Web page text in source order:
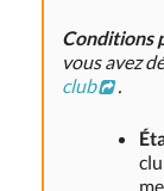
Conditions
vous avez
club
.